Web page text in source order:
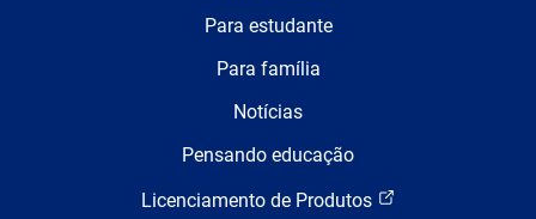
Para estudante
Para família
Notícias
Pensando educação
Licenciamento de Produtos